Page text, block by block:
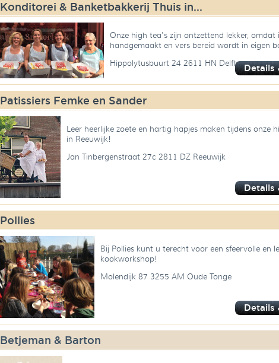
Konditorei & Banketbakkerij Thuis in...
Onze high tea's zijn ontzettend lekker, omdat
handgemaakt en vers bereid wordt in eigen
Hippolytusbuurt 24 2611 HN Delft
Details
Patissiers Femke en Sander
Leer heerlijke zoete en hartig hapjes maken tijdens onze
in Reeuwijk!
Jan Tinbergenstraat 27c 2811 DZ Reeuwijk
Details
Pollies
Bij Pollies kunt u terecht voor een sfeervolle en
kookworkshop!
Molendijk 87 3255 AM Oude Tonge
Details
Betjeman & Barton